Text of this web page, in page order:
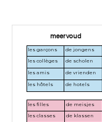
meervoud
les garçons
de jongens
les collèges
de scholen
les amis
de vrienden
les hôtels
de hotels
les filles
de meisjes
les classes
de klassen